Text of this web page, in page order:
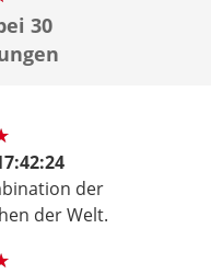
30
der
der Welt.